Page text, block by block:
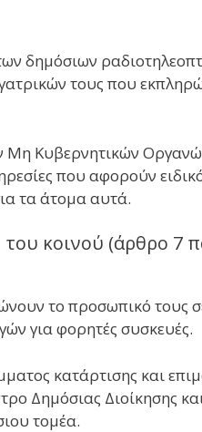
δημόσιων
τους που
Μη Κυβερνητικών
που αφορούν
τα άτομα αυτά.
κοινού (άρθρο 7
το προσωπικό τους
για φορητές συσκευές.
κατάρτισης και
Δημόσιας Διοίκησης
τομέα.